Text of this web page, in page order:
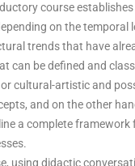
course
on the
trends that have
can be defined and
cultural-artistic and
and on the other
a complete
using didactic